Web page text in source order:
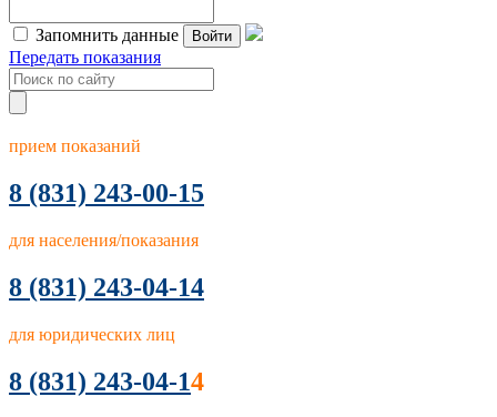
Запомнить данные Войти
Передать показания
прием показаний
8 (831) 243-00-15
для населения/показания
8 (831) 243-04-14
для юридических лиц
8 (831) 243-04-14